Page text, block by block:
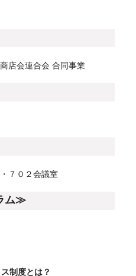
店会連合会 合同事業
７０２会議室
ム≫
制度とは？